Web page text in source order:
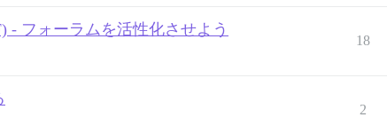
- フォーラムを活性化させよう
18
2